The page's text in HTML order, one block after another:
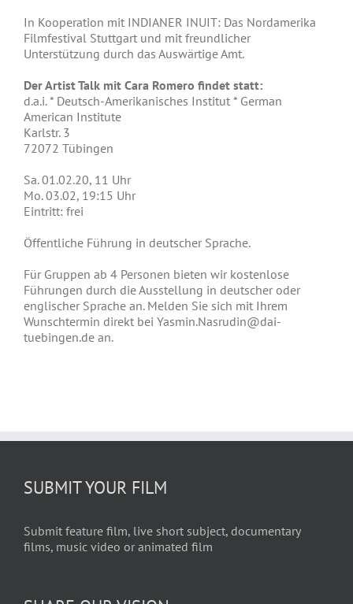
In Kooperation mit INDIANER INUIT: Das Nordamerika
Filmfestival Stuttgart und mit freundlicher
Unterstützung durch das Auswärtige Amt.
Der Artist Talk mit Cara Romero findet statt:
d.a.i. * Deutsch-Amerikanisches Institut * German
American Institute
Karlstr. 3
72072 Tübingen
Sa. 01.02.20, 11 Uhr
Mo. 03.02, 19:15 Uhr
Eintritt: frei
Öffentliche Führung in deutscher Sprache.
Für Gruppen ab 4 Personen bieten wir kostenlose
Führungen durch die Ausstellung in deutscher oder
englischer Sprache an. Melden Sie sich mit Ihrem
Wunschtermin direkt bei Yasmin.Nasrudin@dai-
tuebingen.de an.
SUBMIT YOUR FILM
Submit feature film, live short subject, documentary
films, music video or animated film